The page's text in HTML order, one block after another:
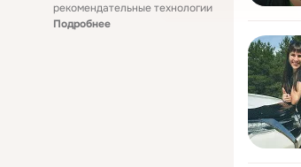
рекомендательные технологии
Подробнее